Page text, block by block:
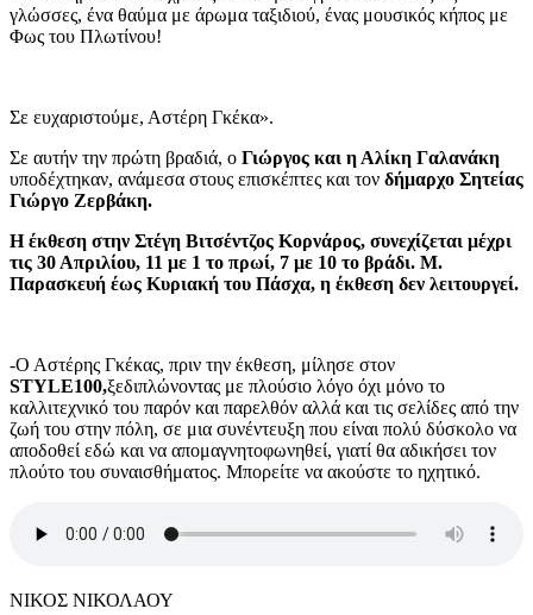
γλώσσες, ένα θαύμα με άρωμα ταξιδιού, ένας μουσικός κήπος με
Φως του Πλωτίνου!
Σε ευχαριστούμε, Αστέρη Γκέκα».
Σε αυτήν την πρώτη βραδιά, ο Γιώργος και η Αλίκη Γαλανάκη
υποδέχτηκαν, ανάμεσα στους επισκέπτες και τον δήμαρχο Σητείας
Γιώργο Ζερβάκη.
Η έκθεση στην Στέγη Βιτσέντζος Κορνάρος, συνεχίζεται μέχρι
τις 30 Απριλίου, 11 με 1 το πρωί, 7 με 10 το βράδι. Μ.
Παρασκευή έως Κυριακή του Πάσχα, η έκθεση δεν λειτουργεί.
-Ο Αστέρης Γκέκας, πριν την έκθεση, μίλησε στον
STYLE100,ξεδιπλώνοντας με πλούσιο λόγο όχι μόνο το
καλλιτεχνικό του παρόν και παρελθόν αλλά και τις σελίδες από την
ζωή του στην πόλη, σε μια συνέντευξη που είναι πολύ δύσκολο να
αποδοθεί εδώ και να απομαγνητοφωνηθεί, γιατί θα αδικήσει τον
πλούτο του συναισθήματος. Μπορείτε να ακούστε το ηχητικό.
ΝΙΚΟΣ ΝΙΚΟΛΑΟΥ